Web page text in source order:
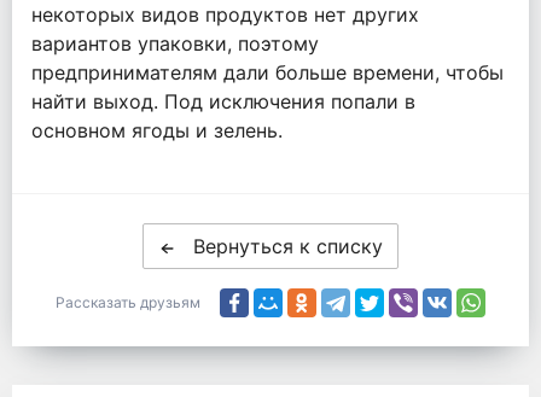
некоторых видов продуктов нет других
вариантов упаковки, поэтому
предпринимателям дали больше времени, чтобы
найти выход. Под исключения попали в
основном ягоды и зелень.
Вернуться к списку
Рассказать друзьям